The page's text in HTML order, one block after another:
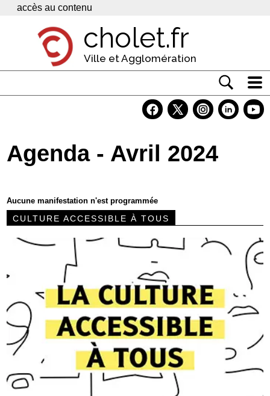
Panneau de gestion des cookies
accès au contenu
cholet.fr
Ville et Agglomération
Economie
Contacts
Agenda - Avril 2024
Aucune manifestation n'est programmée
CULTURE ACCESSIBLE À TOUS